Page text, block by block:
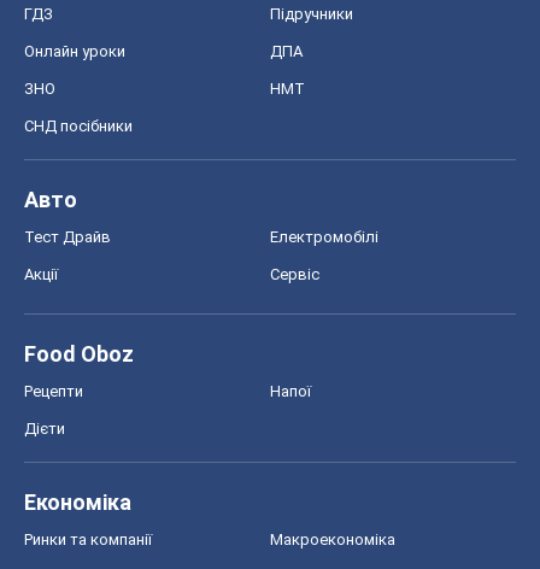
ГДЗ Підручники
Онлайн уроки ДПА
ЗНО НМТ
СНД посібники
Авто
Тест Драйв Електромобілі
Акції Сервіс
Food Oboz
Рецепти Напої
Дієти
Економіка
Ринки та компанії Макроекономіка